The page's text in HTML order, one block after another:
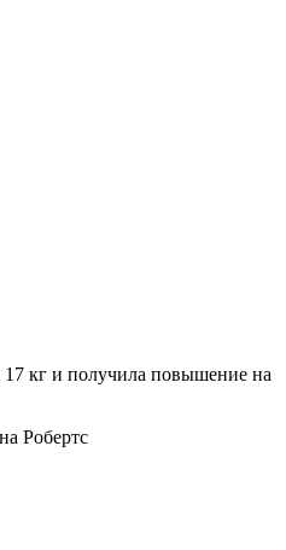
17 кг и получила повышение на